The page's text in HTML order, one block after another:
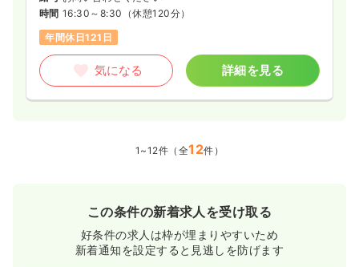
時間 16:30～8:30 （休憩120分）
年間休日121日
気になる 詳細を見る
1~12件（全12件）
この条件の新着求人を受け取る
好条件の求人は枠が埋まりやすいため
新着通知を設定すると見逃しを防げます